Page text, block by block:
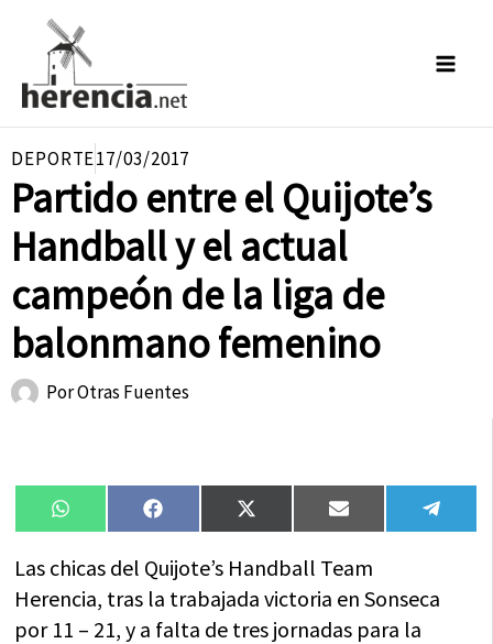
contenido
DEPORTE17/03/2017
Partido entre el Quijote’s
Handball y el actual
campeón de la liga de
balonmano femenino
PorOtras Fuentes
Compartir
en
WhatsAppCompartir
en
FacebookCompartir
en
X
(Twitter)
Compartir
en
Email
en
Las chicas del Quijote’s Handball Team
Herencia, tras la trabajada victoria en Sonseca
por 11 – 21, y a falta de tres jornadas para la